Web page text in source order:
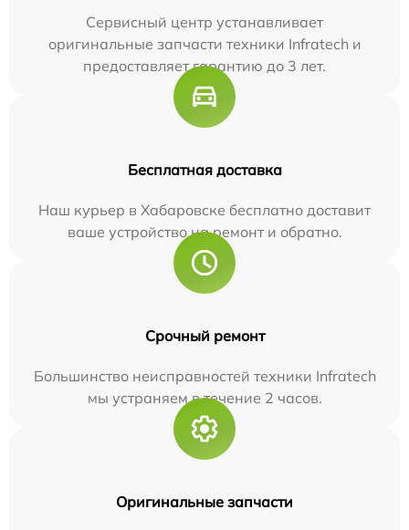
Сервисный центр устанавливает
оригинальные запчасти техники Infratech и
предоставляет гарантию до 3 лет.
Бесплатная доставка
Наш курьер в Хабаровске бесплатно доставит
ваше устройство на ремонт и обратно.
Срочный ремонт
Большинство неисправностей техники Infratech
мы устраняем в течение 2 часов.
Оригинальные запчасти